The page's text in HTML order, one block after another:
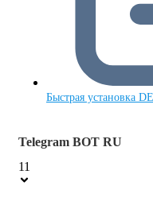
Быстрая установка
Telegram BOT RU
11